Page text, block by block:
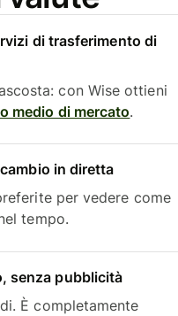
di trasferimento di
con Wise ottieni
medio di mercato.
in diretta
per vedere come
tempo.
senza pubblicità
È completamente